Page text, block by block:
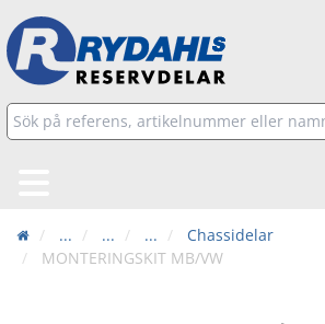
... ... ...
Chassidelar
MONTERINGSKIT MB/VW